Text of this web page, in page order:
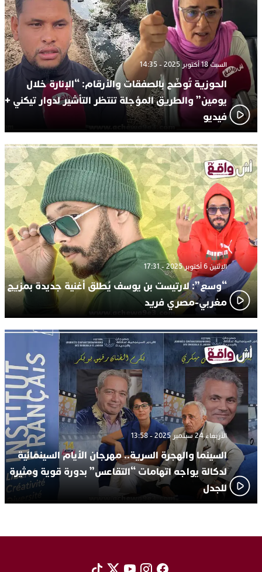
السبت 18 أكتوبر 2025 - 14:35
الحوزية تُوضّح بالصفقات والأرقام: “الإنارة خلال
يومين” والطريق المؤجلة تنتظر التأشير لدوار تيكني +
فيديو
الإثنين 6 أكتوبر 2025 - 17:31
“وسع”: لارتيست بن يوسف يُطلق أغنية جديدة بمزيج
مغربي-مصري فريد
الأربعاء 24 سبتمبر 2025 - 13:58
السينما والهجرة السرية.. مهرجان الأيام السينمائية
لدكالة يواجه اتهامات “التقاعس” بدورة قوية ومثيرة
للجدل